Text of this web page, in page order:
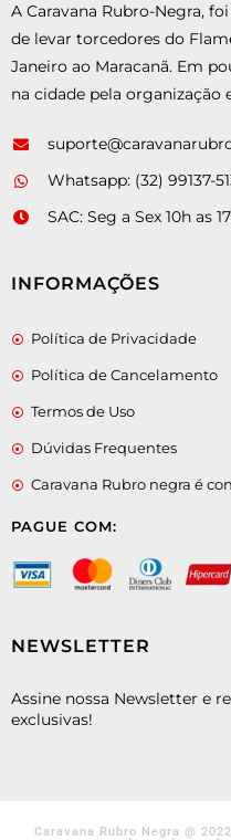
A Caravana Rubro-Negra,
de levar torcedores do
Janeiro ao Maracanã. Em
na cidade pela organização
Whatsapp: (32) 99137-
SAC: Seg a Sex 10h as
INFORMAÇÕES
Política de Privacidade
Política de Cancelamento
Termos de Uso
Dúvidas Frequentes
Caravana Rubro negra é
PAGUE COM:
NEWSLETTER
Assine nossa Newsletter e
exclusivas!
Caravana Rubro Negra @